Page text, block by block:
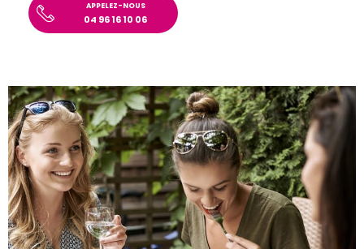
APPELEZ-NOUS
04 96 16 10 06